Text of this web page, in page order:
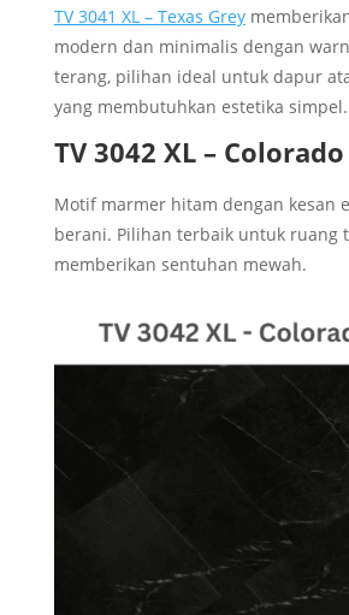
TV 3041 XL – Texas Grey
modern dan minimalis dengan
terang, pilihan ideal untuk dapur
yang membutuhkan estetika simpel.
TV 3042 XL –
Motif marmer hitam dengan kesan
berani. Pilihan terbaik untuk ruang
memberikan sentuhan mewah.